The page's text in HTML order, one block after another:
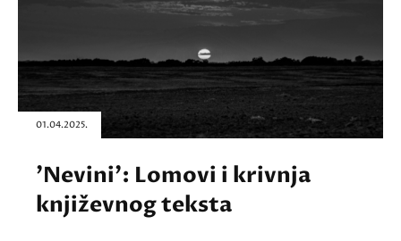
01.04.2025.
'Nevini': Lomovi i krivnja
književnog teksta